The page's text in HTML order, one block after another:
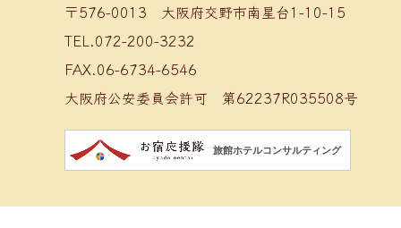
〒576-0013 大阪府交野市南星台1-10-15
TEL.072-200-3232
FAX.06-6734-6546
大阪府公安委員会許可 第62237R035508号
旅館ホテルコンサルティング